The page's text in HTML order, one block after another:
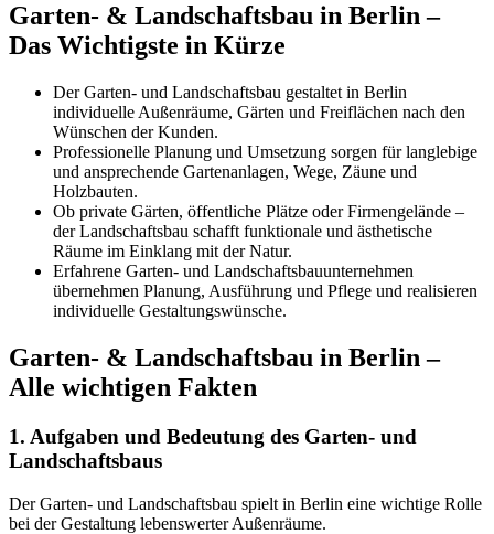
Garten- & Landschaftsbau in Berlin –
Das Wichtigste in Kürze
Der Garten- und Landschaftsbau gestaltet in Berlin
individuelle Außenräume, Gärten und Freiflächen nach den
Wünschen der Kunden.
Professionelle Planung und Umsetzung sorgen für langlebige
und ansprechende Gartenanlagen, Wege, Zäune und
Holzbauten.
Ob private Gärten, öffentliche Plätze oder Firmengelände –
der Landschaftsbau schafft funktionale und ästhetische
Räume im Einklang mit der Natur.
Erfahrene Garten- und Landschaftsbauunternehmen
übernehmen Planung, Ausführung und Pflege und realisieren
individuelle Gestaltungswünsche.
Garten- & Landschaftsbau in Berlin –
Alle wichtigen Fakten
1. Aufgaben und Bedeutung des Garten- und
Landschaftsbaus
Der Garten- und Landschaftsbau spielt in Berlin eine wichtige Rolle
bei der Gestaltung lebenswerter Außenräume.